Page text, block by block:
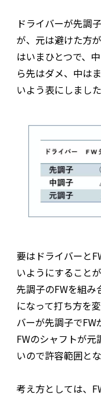
ドライバーが先調
が、元は避けた方
はいまひとつで、
ら先はダメ、中は
いよう表にしました
要はドライバーと
いようにすること
先調子のFWを組
になって打ち方を
バーが先調子でFW
FWのシャフトが
いので許容範囲とな
考え方としては、